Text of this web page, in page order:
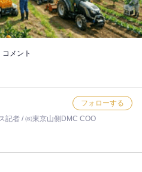
コメント
記者 / ㈱東京山側DMC COO
フォローする